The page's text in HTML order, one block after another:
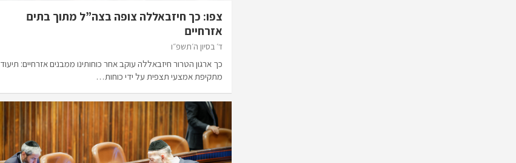
צפו: כך חיזבאללה צופה בצה”ל מתוך בתים
אזרחיים
ד׳ בסיון ה׳תשפ״ו
כך ארגון הטרור חיזבאללה עוקב אחר כוחותינו ממבנים אזרחיים: תיעוד
מתקיפת אמצעי תצפית על ידי כוחות…